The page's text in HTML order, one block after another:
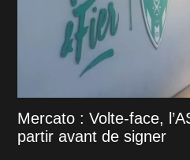
Mercato : Volte-face,
partir avant de signer